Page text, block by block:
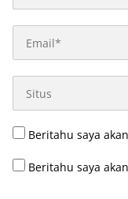
Beritahu saya
Beritahu saya